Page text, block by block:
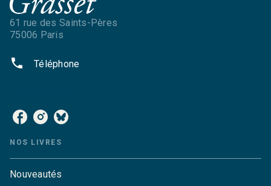
61 rue des Saints-Pères
75006 Paris
phone Téléphone
NOS LIVRES
Nouveautés